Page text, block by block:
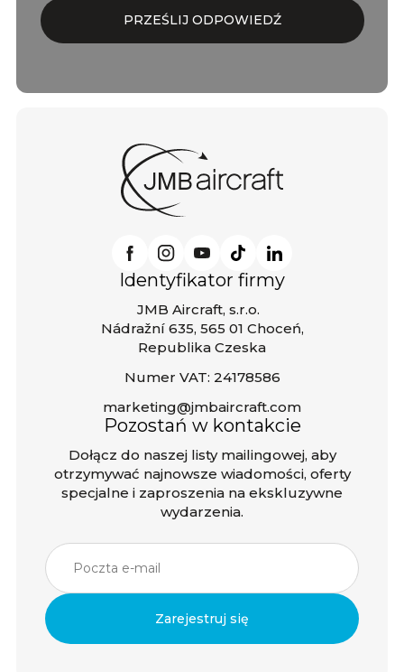
Identyfikator firmy
JMB Aircraft, s.r.o.
Nádražní 635, 565 01 Choceń,
Republika Czeska
Numer VAT: 24178586
marketing@jmbaircraft.com
Pozostań w kontakcie
Dołącz do naszej listy mailingowej, aby
otrzymywać najnowsze wiadomości, oferty
specjalne i zaproszenia na ekskluzywne
wydarzenia.